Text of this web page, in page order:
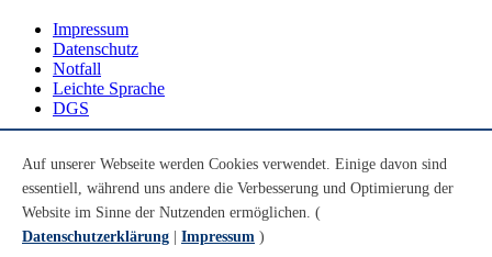
Impressum
Datenschutz
Notfall
Leichte Sprache
DGS
Youtube
Instagram
LinkedIn
Auf unserer Webseite werden Cookies verwendet. Einige davon sind
essentiell, während uns andere die Verbesserung und Optimierung der
Website im Sinne der Nutzenden ermöglichen. (
Datenschutzerklärung
Impressum )